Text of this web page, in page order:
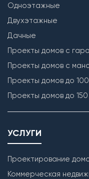
Одноэтажные
Двухэтажные
Дачные
Проекты домов с
Проекты домов с
Проекты домов до 100
Проекты домов до 150
УСЛУГИ
Проектирование
Коммерческая